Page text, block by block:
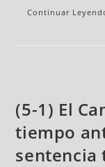
Continuar
(5-1) El
tiempo
sentencia